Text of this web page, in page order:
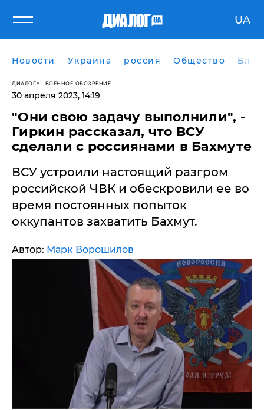
UA
Новости Украина россия Общество
ДИАЛОГ ВОЕННОЕ ОБОЗРЕНИЕ
30 апреля 2023, 14:19
"Они свою задачу выполнили", -
Гиркин рассказал, что ВСУ
сделали с россиянами в Бахмуте
ВСУ устроили настоящий разгром
российской ЧВК и обескровили ее во
время постоянных попыток
оккупантов захватить Бахмут.
Автор: Марк Ворошилов